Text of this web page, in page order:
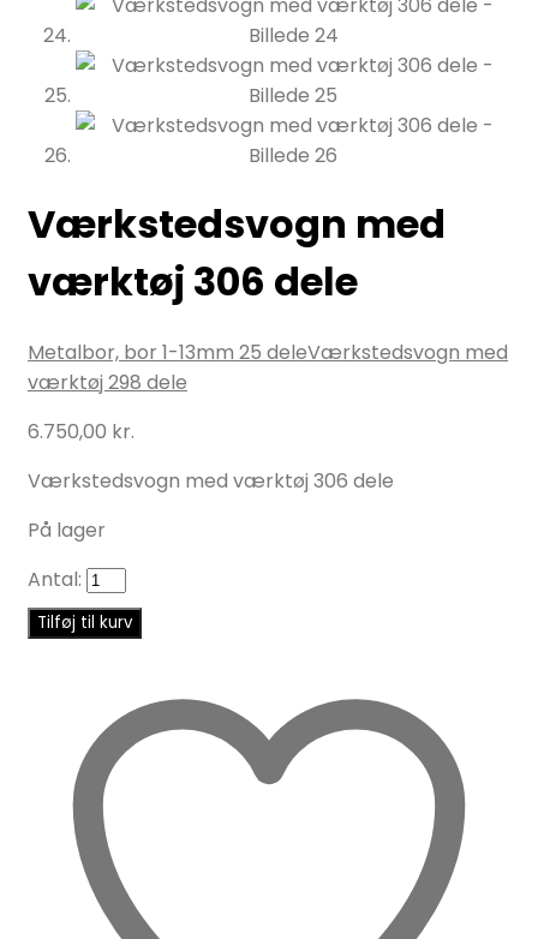
Værkstedsvogn med
værktøj 306 dele
Metalbor, bor 1-13mm 25 deleVærkstedsvogn med
værktøj 298 dele
6.750,00 kr.
Værkstedsvogn med værktøj 306 dele
På lager
Antal:
Tilføj til kurv